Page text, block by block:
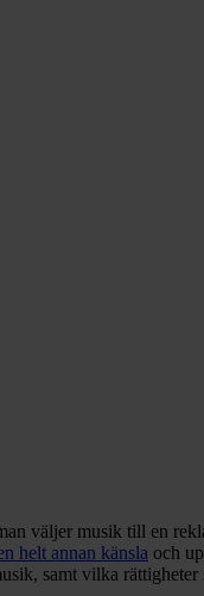
väljer musik till en
helt annan känsla och
samt vilka